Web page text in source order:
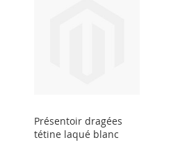
Présentoir dragées
tétine laqué blanc